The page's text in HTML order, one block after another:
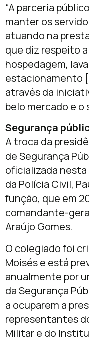
“A parceria
manter os
atuando na
que diz respeito
hospedagem,
estacionamento
através da
belo mercado e o
Segurança
A troca da
de Segurança
oficializada
da Polícia Civil,
função, que em
comandante-
Araújo Gomes.
O colegiado foi
Moisés e está
anualmente por
da Segurança
a ocuparem a
representantes
Militar e do